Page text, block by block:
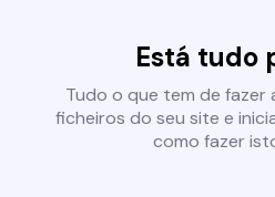
Está tudo
Tudo o que tem de fazer
ficheiros do seu site e
como fazer